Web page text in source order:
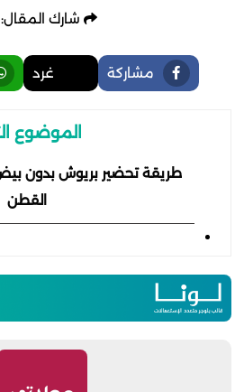
شارك المقال:
مشاركة غرد
الموضوع
طريقة تحضير بريوش بدون
القطن